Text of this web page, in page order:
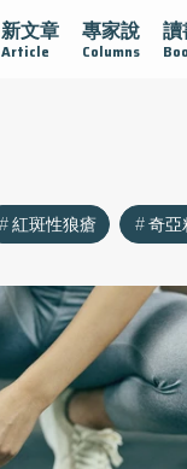
新文章
Article
專家說
Columns
再生醫學 愛的未
紅斑性狼瘡 奇亞